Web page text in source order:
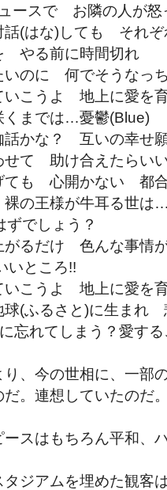
ースで お隣の人が怒
話(はな)しても それぞ
やる前に時間切れ
いのに 何でそうなっ
いこうよ 地上に愛を
くまでは…憂鬱(Blue)
話かな？ 互いの幸せ
せて 助け合えたらい
ても 心開かない 都
の王様が牛耳る世は
でしょう？
がるだけ 色んな事情
いところ!!
いこうよ 地上に愛を
球(ふるさと)に生ま
忘れてしまう？愛す
、今の世相に、一部
。連想していたのだ
スはもちろん平和、
タジアムを埋めた観客